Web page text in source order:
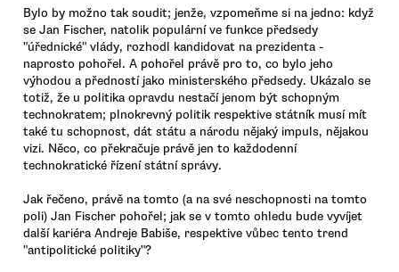
Bylo by možno tak soudit; jenže, vzpomeňme si na jedno: když
se Jan Fischer, natolik populární ve funkce předsedy
"úřednické" vlády, rozhodl kandidovat na prezidenta -
naprosto pohořel. A pohořel právě pro to, co bylo jeho
výhodou a předností jako ministerského předsedy. Ukázalo se
totiž, že u politika opravdu nestačí jenom být schopným
technokratem; plnokrevný politik respektive státník musí mít
také tu schopnost, dát státu a národu nějaký impuls, nějakou
vizi. Něco, co překračuje právě jen to každodenní
technokratické řízení státní správy.
Jak řečeno, právě na tomto (a na své neschopnosti na tomto
poli) Jan Fischer pohořel; jak se v tomto ohledu bude vyvíjet
další kariéra Andreje Babiše, respektive vůbec tento trend
"antipolitické politiky"?